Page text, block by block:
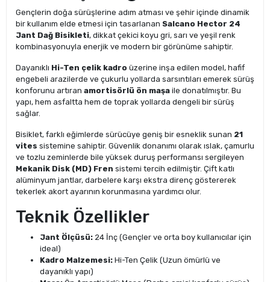
Gençlerin doğa sürüşlerine adım atması ve şehir içinde dinamik
bir kullanım elde etmesi için tasarlanan Salcano Hector 24
Jant Dağ Bisikleti, dikkat çekici koyu gri, sarı ve yeşil renk
kombinasyonuyla enerjik ve modern bir görünüme sahiptir.
Dayanıklı Hi-Ten çelik kadro üzerine inşa edilen model, hafif
engebeli arazilerde ve çukurlu yollarda sarsıntıları emerek sürüş
konforunu artıran amortisörlü ön maşa ile donatılmıştır. Bu
yapı, hem asfaltta hem de toprak yollarda dengeli bir sürüş
sağlar.
Bisiklet, farklı eğimlerde sürücüye geniş bir esneklik sunan 21
vites sistemine sahiptir. Güvenlik donanımı olarak ıslak, çamurlu
ve tozlu zeminlerde bile yüksek duruş performansı sergileyen
Mekanik Disk (MD) Fren sistemi tercih edilmiştir. Çift katlı
alüminyum jantlar, darbelere karşı ekstra direnç göstererek
tekerlek akort ayarının korunmasına yardımcı olur.
Teknik Özellikler
Jant Ölçüsü: 24 İnç (Gençler ve orta boy kullanıcılar için
ideal)
Kadro Malzemesi: Hi-Ten Çelik (Uzun ömürlü ve
dayanıklı yapı)